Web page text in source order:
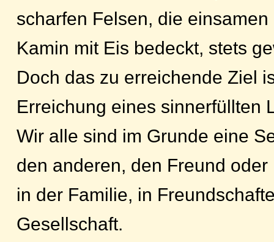
scharfen Felsen, die
Kamin mit Eis bedeckt, stets
Doch das zu erreichende Ziel
Erreichung eines sinnerfüllten
Wir alle sind im Grunde eine
den anderen, den Freund
in der Familie, in
Gesellschaft.